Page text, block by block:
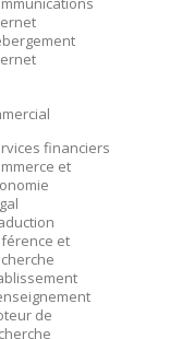
financiers
et
et
de